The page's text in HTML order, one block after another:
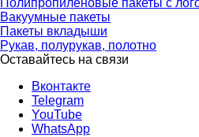
Полипропиленовые пакеты с
Вакуумные пакеты
Пакеты вкладыши
Рукав, полурукав, полотно
Оставайтесь на связи
Вконтакте
Telegram
YouTube
WhatsApp